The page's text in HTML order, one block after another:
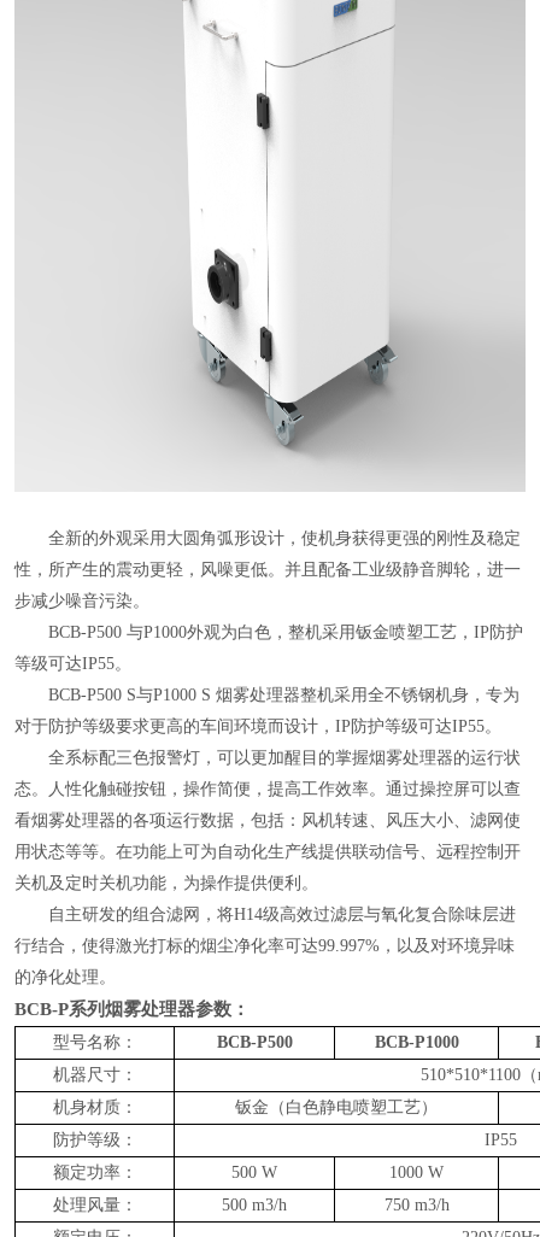
全新的外观采用大圆角弧形设计，使机身获得更强的刚性及稳定
性，所产生的震动更轻，风噪更低。并且配备工业级静音脚轮，进一
步减少噪音污染。
BCB-P500 与P1000外观为白色，整机采用钣金喷塑工艺，IP防护
等级可达IP55。
BCB-P500 S与P1000 S 烟雾处理器整机采用全不锈钢机身，专为
对于防护等级要求更高的车间环境而设计，IP防护等级可达IP55。
全系标配三色报警灯，可以更加醒目的掌握烟雾处理器的运行状
态。人性化触碰按钮，操作简便，提高工作效率。通过操控屏可以查
看烟雾处理器的各项运行数据，包括：风机转速、风压大小、滤网使
用状态等等。在功能上可为自动化生产线提供联动信号、远程控制开
关机及定时关机功能，为操作提供便利。
自主研发的组合滤网，将H14级高效过滤层与氧化复合除味层进
行结合，使得激光打标的烟尘净化率可达99.997%，以及对环境异味
的净化处理。
BCB-P系列烟雾处理器参数 ：
型号名称： BCB-P500 BCB-P1000
机器尺寸：
510*510*1100
机身材质：
钣金（白色静电喷塑工艺）
防护等级：
IP55
额定功率：
500 W
1000 W
处理风量：
500 m3/h 750 m3/h